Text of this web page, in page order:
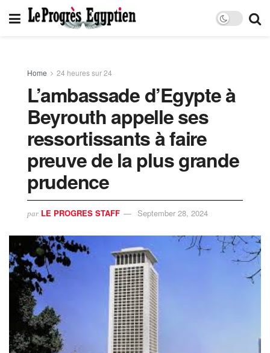
Home 24 heures sur 24
L’ambassade d’Egypte à
Beyrouth appelle ses
ressortissants à faire
preuve de la plus grande
prudence
par LE PROGRES STAFF September 28, 2024